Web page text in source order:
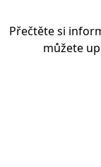
Přečtěte si
můžete